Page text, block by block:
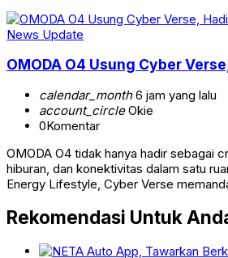
News Update
OMODA O4 Usung Cyber
calendar_month6 jam yang lalu
account_circleOkie
0Komentar
OMODA O4 tidak hanya hadir sebagai
hiburan, dan konektivitas dalam satu
Energy Lifestyle, Cyber Verse
Rekomendasi Untuk